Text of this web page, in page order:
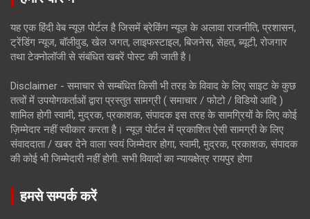
यह एक हिंदी वेब न्यूज़ पोर्टल है जिसमें ब्रेकिंग न्यूज़ के अलावा राजनीति, प्रशासन,
ट्रेंडिंग न्यूज, बॉलीवुड, खेल जगत, लाइफस्टाइल, बिजनेस, सेहत, ब्यूटी, रोजगार
तथा टेक्नोलॉजी से संबंधित खबरें पोस्ट की जाती है।
Disclaimer - समाचार से सम्बंधित किसी भी तरह के विवाद के लिए साइट के कुछ
तत्वों में उपयोगकर्ताओं द्वारा प्रस्तुत सामग्री ( समाचार / फोटो / विडियो आदि )
शामिल होगी स्वामी, मुद्रक, प्रकाशक, संपादक इस तरह के सामग्रियों के लिए कोई
ज़िम्मेदार नहीं स्वीकार करता है। न्यूज़ पोर्टल में प्रकाशित ऐसी सामग्री के लिए
संवाददाता / खबर देने वाला स्वयं जिम्मेदार होगा, स्वामी, मुद्रक, प्रकाशक, संपादक
की कोई भी जिम्मेदारी नहीं होगी. सभी विवादों का न्यायक्षेत्र रायपुर होगा
हमसे सम्पर्क करें